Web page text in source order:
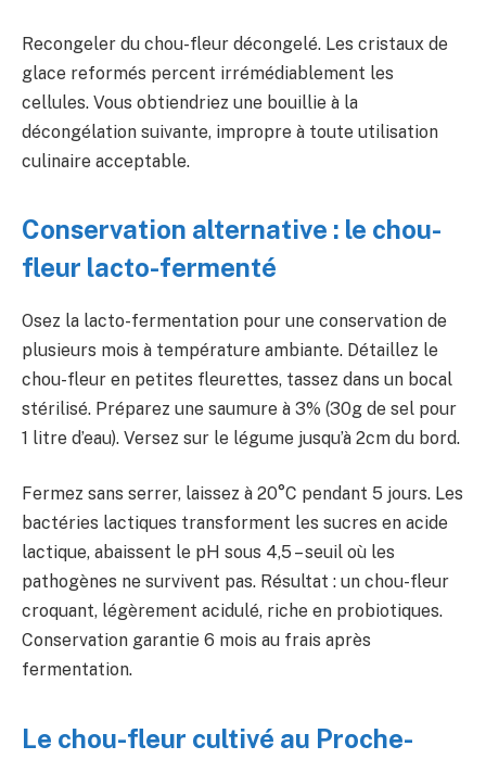
Recongeler du chou-fleur décongelé. Les cristaux de
glace reformés percent irrémédiablement les
cellules. Vous obtiendriez une bouillie à la
décongélation suivante, impropre à toute utilisation
culinaire acceptable.
Conservation alternative : le chou-
fleur lacto-fermenté
Osez la lacto-fermentation pour une conservation de
plusieurs mois à température ambiante. Détaillez le
chou-fleur en petites fleurettes, tassez dans un bocal
stérilisé. Préparez une saumure à 3% (30g de sel pour
1 litre d’eau). Versez sur le légume jusqu’à 2cm du bord.
Fermez sans serrer, laissez à 20°C pendant 5 jours. Les
bactéries lactiques transforment les sucres en acide
lactique, abaissent le pH sous 4,5 – seuil où les
pathogènes ne survivent pas. Résultat : un chou-fleur
croquant, légèrement acidulé, riche en probiotiques.
Conservation garantie 6 mois au frais après
fermentation.
Le chou-fleur cultivé au Proche-